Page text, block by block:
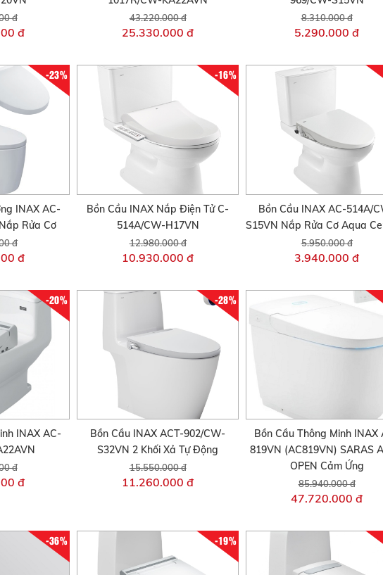
đ
đ
43.220.000 đ
25.330.000 đ
8.310.000 đ
5.290.000 đ
-23%
INAX AC-
Rửa Cơ
đ
đ
-16%
Bồn Cầu INAX Nắp Điện Tử C-
514A/CW-H17VN
12.980.000 đ
10.930.000 đ
Bồn Cầu INAX AC-514A/
S15VN Nắp Rửa Cơ Aqua
5.950.000 đ
3.940.000 đ
-20%
INAX AC-
đ
đ
-28%
Bồn Cầu INAX ACT-902/CW-
S32VN 2 Khối Xả Tự Động
15.550.000 đ
11.260.000 đ
Bồn Cầu Thông Minh INAX
819VN (AC819VN) SARAS
OPEN Cảm Ứng
85.940.000 đ
47.720.000 đ
-36% -19%